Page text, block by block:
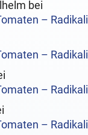
bei
–
–
–
–